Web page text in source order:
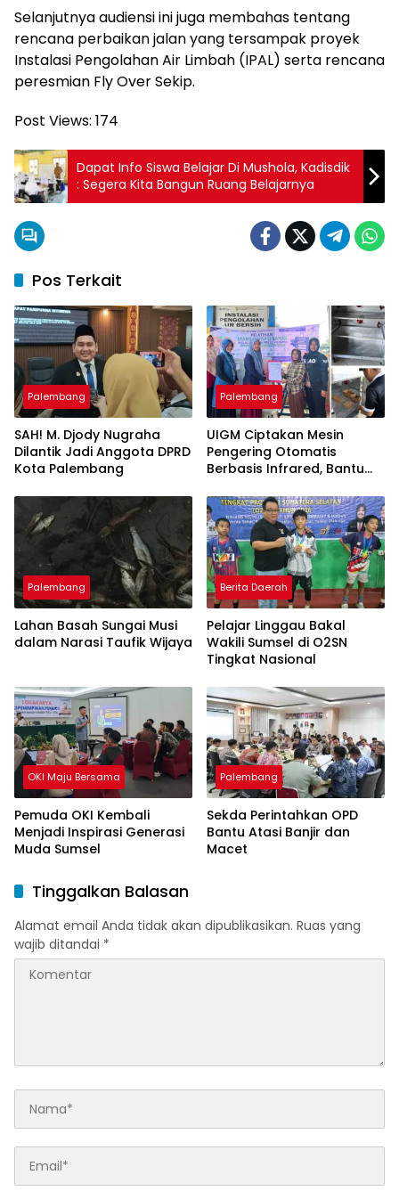
Selanjutnya audiensi ini juga membahas tentang
rencana perbaikan jalan yang tersampak proyek
Instalasi Pengolahan Air Limbah (IPAL) serta rencana
peresmian Fly Over Sekip.
Post Views: 174
Dapat Info Siswa Belajar Di Mushola, Kadisdik
: Segera Kita Bangun Ruang Belajarnya
Pos Terkait
Palembang
SAH! M. Djody Nugraha
Dilantik Jadi Anggota DPRD
Kota Palembang
Palembang
UIGM Ciptakan Mesin
Pengering Otomatis
Berbasis Infrared, Bantu
Pulau Kemaro
Palembang
Lahan Basah Sungai Musi
dalam Narasi Taufik Wijaya
Berita Daerah
Pelajar Linggau Bakal
Wakili Sumsel di O2SN
Tingkat Nasional
OKI Maju Bersama
Pemuda OKI Kembali
Menjadi Inspirasi Generasi
Muda Sumsel
Palembang
Sekda Perintahkan OPD
Bantu Atasi Banjir dan
Macet
Tinggalkan Balasan
Alamat email Anda tidak akan dipublikasikan. Ruas yang
wajib ditandai *